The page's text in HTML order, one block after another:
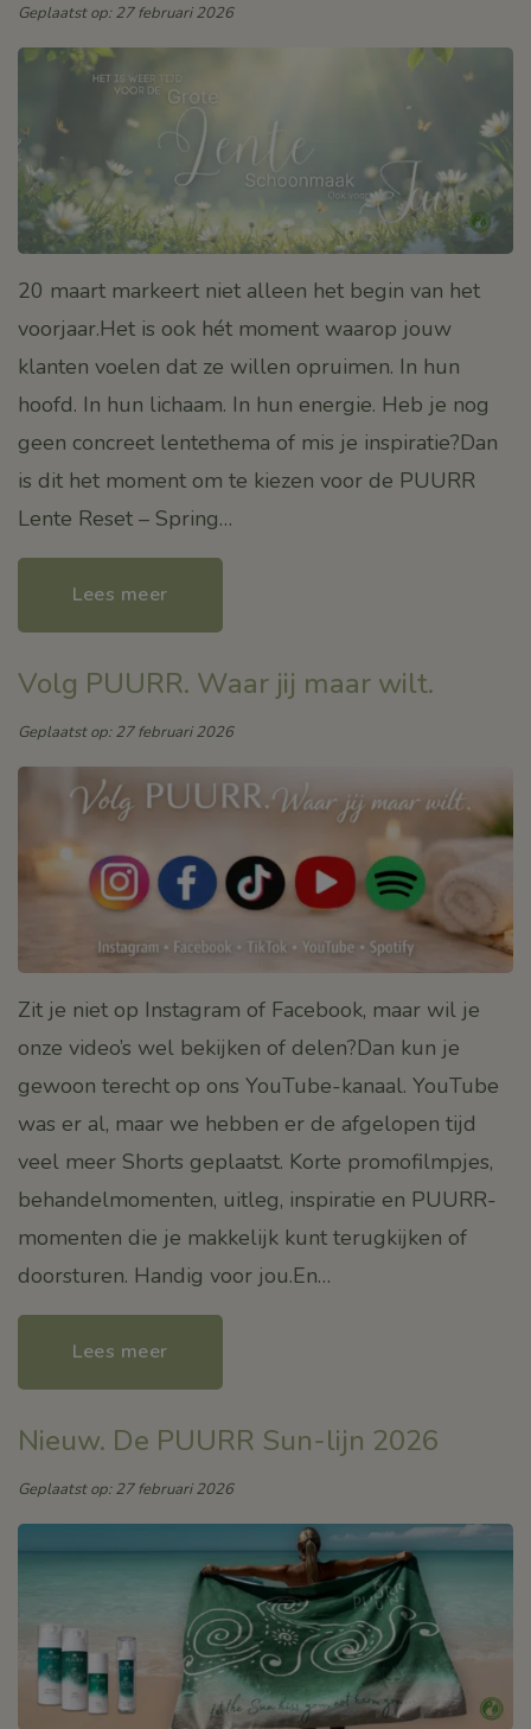
Geplaatst op: 27 februari 2026
20 maart markeert niet alleen het begin van het
voorjaar.Het is ook hét moment waarop jouw
klanten voelen dat ze willen opruimen. In hun
hoofd. In hun lichaam. In hun energie. Heb je nog
geen concreet lentethema of mis je inspiratie?Dan
is dit het moment om te kiezen voor de PUURR
Lente Reset – Spring…
Lees meer
Volg PUURR. Waar jij maar wilt.
Geplaatst op: 27 februari 2026
Zit je niet op Instagram of Facebook, maar wil je
onze video’s wel bekijken of delen?Dan kun je
gewoon terecht op ons YouTube-kanaal. YouTube
was er al, maar we hebben er de afgelopen tijd
veel meer Shorts geplaatst. Korte promofilmpjes,
behandelmomenten, uitleg, inspiratie en PUURR-
momenten die je makkelijk kunt terugkijken of
doorsturen. Handig voor jou.En…
Lees meer
Nieuw. De PUURR Sun-lijn 2026
Geplaatst op: 27 februari 2026